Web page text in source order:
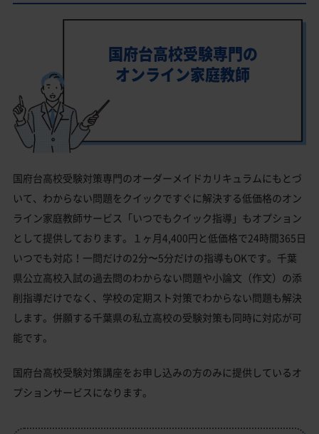
国府台高校受験専門の
オンライン家庭教師
国府台高校受験対策専門のオーダーメイドカリキュラムにもとづ
いて、わからない問題をクイックですぐに解決する低価格のオン
ライン家庭教師サービス「いつでもクイック指導」もオプション
として提供しております。１ヶ月4,400円と低価格で24時間365日
いつでも対応！一問だけの2分〜5分だけの指導もOKです。千葉
県公立高校入試の過去問のわからない問題や小論文（作文）の添
削指導だけでなく、学校の定期スト対策でわからない問題も解決
します。併願する千葉県の私立高校の受験対策も同時に対応が可
能です。
国府台高校受験対策講座をお申し込みの方のみに提供しているオ
プションサービスになります。